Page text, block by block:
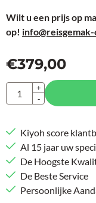
Wilt u een prijs op
op!
€379,00
Aantal
+
-
Kiyoh score
Al 15 jaar uw
De Hoogste
De Beste Service
Persoonlijke